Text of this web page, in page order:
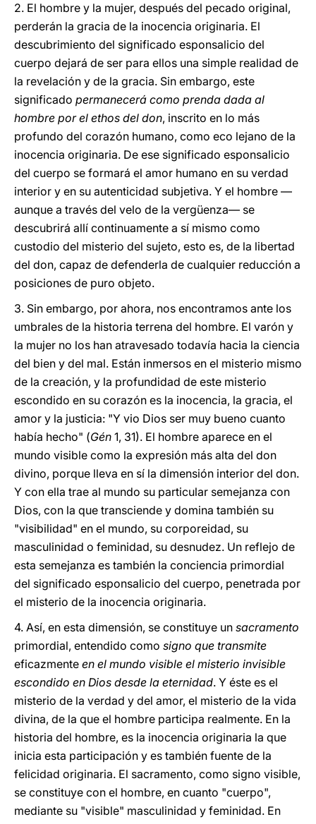
2. El hombre y la mujer, después del pecado original,
perderán la gracia de la inocencia originaria. El
descubrimiento del significado esponsalicio del
cuerpo dejará de ser para ellos una simple realidad de
la revelación y de la gracia. Sin embargo, este
significado permanecerá como prenda dada al
hombre por el ethos del don, inscrito en lo más
profundo del corazón humano, como eco lejano de la
inocencia originaria. De ese significado esponsalicio
del cuerpo se formará el amor humano en su verdad
interior y en su autenticidad subjetiva. Y el hombre —
aunque a través del velo de la vergüenza— se
descubrirá allí continuamente a sí mismo como
custodio del misterio del sujeto, esto es, de la libertad
del don, capaz de defenderla de cualquier reducción a
posiciones de puro objeto.
3. Sin embargo, por ahora, nos encontramos ante los
umbrales de la historia terrena del hombre. El varón y
la mujer no los han atravesado todavía hacia la ciencia
del bien y del mal. Están inmersos en el misterio mismo
de la creación, y la profundidad de este misterio
escondido en su corazón es la inocencia, la gracia, el
amor y la justicia: "Y vio Dios ser muy bueno cuanto
había hecho" (Gén 1, 31). El hombre aparece en el
mundo visible como la expresión más alta del don
divino, porque lleva en sí la dimensión interior del don.
Y con ella trae al mundo su particular semejanza con
Dios, con la que transciende y domina también su
"visibilidad" en el mundo, su corporeidad, su
masculinidad o feminidad, su desnudez. Un reflejo de
esta semejanza es también la conciencia primordial
del significado esponsalicio del cuerpo, penetrada por
el misterio de la inocencia originaria.
4. Así, en esta dimensión, se constituye un sacramento
primordial, entendido como signo que transmite
eficazmente en el mundo visible el misterio invisible
escondido en Dios desde la eternidad. Y éste es el
misterio de la verdad y del amor, el misterio de la vida
divina, de la que el hombre participa realmente. En la
historia del hombre, es la inocencia originaria la que
inicia esta participación y es también fuente de la
felicidad originaria. El sacramento, como signo visible,
se constituye con el hombre, en cuanto "cuerpo",
mediante su "visible" masculinidad y feminidad. En